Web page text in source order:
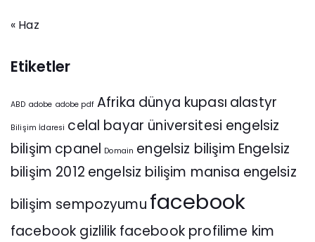
« Haz
Etiketler
ABD adobe adobe pdf Afrika dünya kupası alastyr
Bilişim İdaresi celal bayar üniversitesi engelsiz
bilişim cpanel Domain engelsiz bilişim Engelsiz
bilişim 2012 engelsiz bilişim manisa engelsiz
bilişim sempozyumu facebook
facebook gizlilik facebook profilime kim